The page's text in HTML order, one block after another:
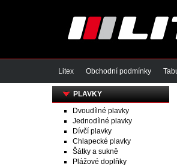
Litex Obchodní podmínky
PLAVKY
Dvoudílné plavky
Jednodílné plavky
Dívčí plavky
Chlapecké plavky
Šátky a sukně
Plážové doplňky